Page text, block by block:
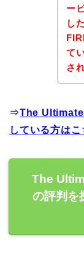
ー
し
て
さ
⇒The
している方は
The
の評判を